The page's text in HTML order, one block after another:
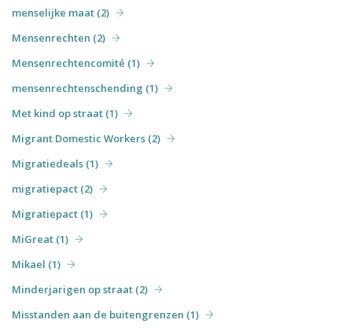
menselijke maat (2)
Mensenrechten (2)
Mensenrechtencomité (1)
mensenrechtenschending (1)
Met kind op straat (1)
Migrant Domestic Workers (2)
Migratiedeals (1)
migratiepact (2)
Migratiepact (1)
MiGreat (1)
Mikael (1)
Minderjarigen op straat (2)
Misstanden aan de buitengrenzen (1)